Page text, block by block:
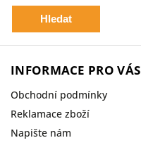
Hledat
INFORMACE PRO VÁS
Obchodní podmínky
Reklamace zboží
Napište nám